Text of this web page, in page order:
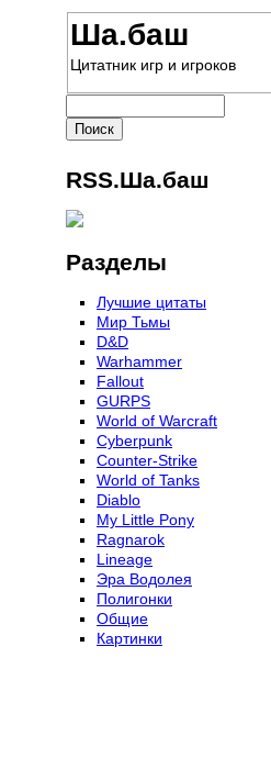
Ша.баш
Цитатник игр и игроков
RSS.Ша.баш
Разделы
Лучшие цитаты
Мир Тьмы
D&D
Warhammer
Fallout
GURPS
World of Warcraft
Сyberpunk
Counter-Strike
World of Tanks
Diablo
My Little Pony
Ragnarok
Lineage
Эра Водолея
Полигонки
Общие
Картинки